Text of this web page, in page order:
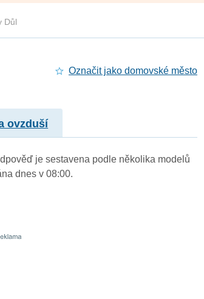
Důl
Označit jako domovské město
ovzduší
je sestavena podle několika modelů
dnes v 08:00.